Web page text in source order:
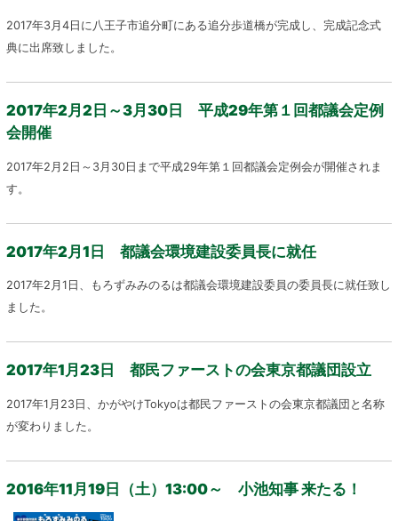
2017年3月4日に八王子市追分町にある追分歩道橋が完成し、完成記念式
典に出席致しました。
2017年2月2日～3月30日 平成29年第１回都議会定例
会開催
2017年2月2日～3月30日まで平成29年第１回都議会定例会が開催されま
す。
2017年2月1日 都議会環境建設委員長に就任
2017年2月1日、もろずみみのるは都議会環境建設委員の委員長に就任致し
ました。
2017年1月23日 都民ファーストの会東京都議団設立
2017年1月23日、かがやけTokyoは都民ファーストの会東京都議団と名称
が変わりました。
2016年11月19日（土）13:00～ 小池知事 来たる！